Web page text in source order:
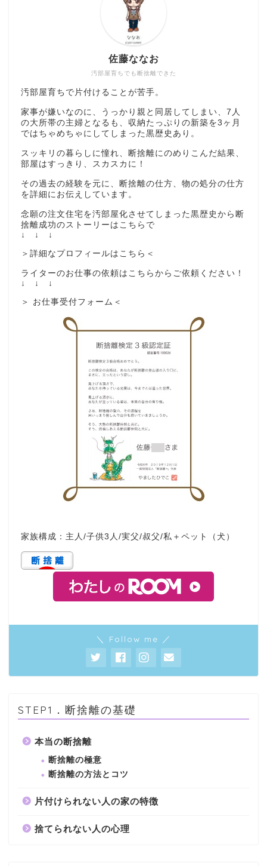
汚部屋育ちでも断捨離できた
佐藤ななお
汚部屋育ちで片付けることが苦手。
家事が嫌いなのに、うっかり親と同居してしまい、7人
の大所帯の主婦となるも、収納たっぷりの新築を3ヶ月
ではちゃめちゃにしてしまった黒歴史あり。
スッキリの暮らしに憧れ、断捨離にのめりこんだ結果、
部屋はすっきり、スカスカに！
その過去の経験を元に、断捨離の仕方、物の処分の仕方
を詳細にお伝えしています。
念願の注文住宅を汚部屋化させてしまった黒歴史から断
捨離成功のストーリーはこちらで
↓ ↓ ↓
＞詳細なプロフィールはこちら＜
ライターのお仕事の依頼はこちらからご依頼ください！
↓ ↓ ↓
＞ お仕事受付フォーム＜
家族構成：主人/子供3人/実父/叔父/私＋ペット（犬）
＼ Follow me ／
STEP1．断捨離の基礎
本当の断捨離
断捨離の極意
断捨離の方法とコツ
片付けられない人の家の特徴
捨てられない人の心理